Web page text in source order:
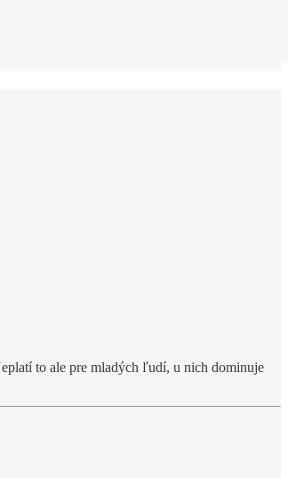
to ale pre mladých ľudí, u nich dominuje